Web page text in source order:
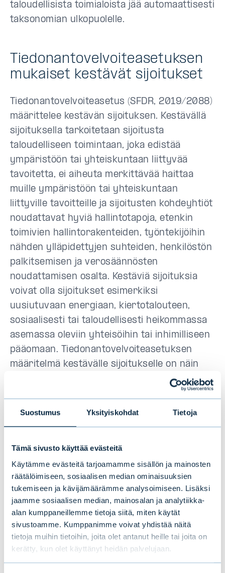
Suostumus Yksityiskohdat Tietoja
Tämä sivusto käyttää evästeitä
Käytämme evästeitä tarjoamamme sisällön ja mainosten
räätälöimiseen, sosiaalisen median ominaisuuksien
tukemiseen ja kävijämäärämme analysoimiseen. Lisäksi
jaamme sosiaalisen median, mainosalan ja analytiikka-
alan kumppaneillemme tietoja siitä, miten käytät
sivustoamme. Kumppanimme voivat yhdistää näitä
tietoja muihin tietoihin, joita olet antanut heille tai joita on
kerätty, kun olet käyttänyt heidän palvelujaan.
taloudellisista toimialoista jää automaattisesti
taksonomian ulkopuolelle.
Tiedonantovelvoiteasetuksen
mukaiset kestävät sijoitukset
Tiedonantovelvoiteasetus (SFDR, 2019/2088)
määrittelee kestävän sijoituksen. Kestävällä
sijoituksella tarkoitetaan sijoitusta
taloudelliseen toimintaan, joka edistää
ympäristöön tai yhteiskuntaan liittyvää
tavoitetta, ei aiheuta merkittävää haittaa
muille ympäristöön tai yhteiskuntaan
liittyville tavoitteille ja sijoitusten kohdeyhtiöt
noudattavat hyviä hallintotapoja, etenkin
toimivien hallintorakenteiden, työntekijöihin
nähden ylläpidettyjen suhteiden, henkilöstön
palkitsemisen ja verosäännösten
noudattamisen osalta. Kestäviä sijoituksia
voivat olla sijoitukset esimerkiksi
uusiutuvaan energiaan, kiertotalouteen,
sosiaalisesti tai taloudellisesti heikommassa
asemassa oleviin yhteisöihin tai inhimilliseen
pääomaan. Tiedonantovelvoiteasetuksen
määritelmä kestävälle sijoitukselle on näin
ollen laajempi kuin EU taksonomian eikä yhtä
vastuullisen sijoittamisen ero
Kestävän sijoituksen määritelmän täyttävät
sijoitukset ovat tyypillisimmin niin kutsuttuja
impakti-sijoituksia, joissa yhtiön
harjoittaman kestävän taloudellisen
toiminnan tarkoituksena on tarjota ratkaisuja
yhteiskuntaan tai ympäristöön liittyviin
ongelmiin. Vastuullinen sijoittaminen